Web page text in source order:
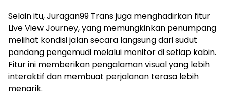
Selain itu, Juragan99 Trans juga menghadirkan fitur
Live View Journey, yang memungkinkan penumpang
melihat kondisi jalan secara langsung dari sudut
pandang pengemudi melalui monitor di setiap kabin.
Fitur ini memberikan pengalaman visual yang lebih
interaktif dan membuat perjalanan terasa lebih
menarik.